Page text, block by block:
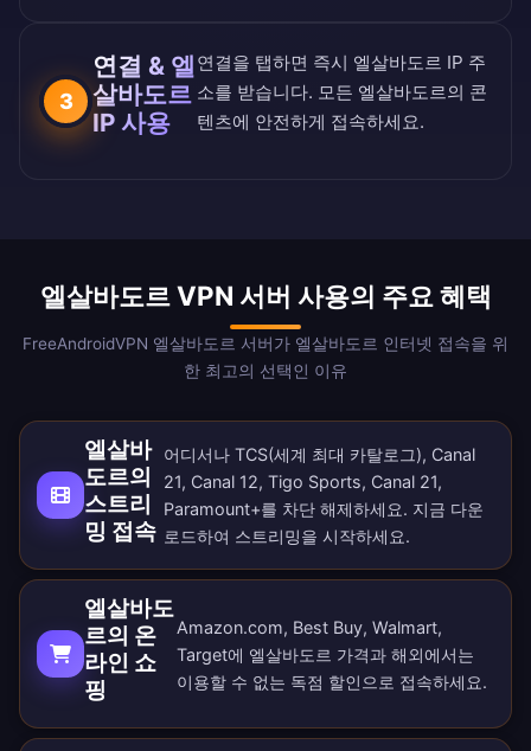
3
연결 & 엘
살바도르
IP 사용
연결을 탭하면 즉시 엘살바도르 IP 주
소를 받습니다. 모든 엘살바도르의 콘
텐츠에 안전하게 접속하세요.
엘살바도르 VPN 서버 사용의 주요 혜택
FreeAndroidVPN 엘살바도르 서버가 엘살바도르 인터넷 접속을 위
한 최고의 선택인 이유
엘살바
도르의
스트리
밍 접속
어디서나 TCS(세계 최대 카탈로그), Canal
21, Canal 12, Tigo Sports, Canal 21,
Paramount+를 차단 해제하세요. 지금 다운
로드하여 스트리밍을 시작하세요.
엘살바도
르의 온
라인 쇼
핑
Amazon.com, Best Buy, Walmart,
Target에 엘살바도르 가격과 해외에서는
이용할 수 없는 독점 할인으로 접속하세요.